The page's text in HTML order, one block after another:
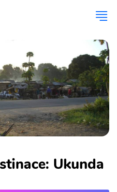
Ukunda